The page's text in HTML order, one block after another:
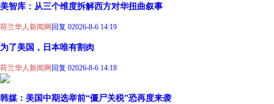
美智库：从三个维度拆解西方对华扭曲叙事
荷兰华人新闻网 回复 02026-8-6 14:19
为了美国，日本唯有割肉
荷兰华人新闻网 回复 02026-8-6 14:18
韩媒：美国中期选举前“僵尸关税”恐再度来袭